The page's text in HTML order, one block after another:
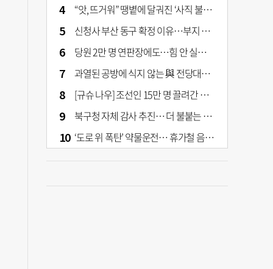
“앗, 뜨거워” 땡볕에 달궈진 ‘사직 불가마’ 관중석 무려 70도
신청사 부산 동구 확정 이유…부지 용이성·접근성·집적 가능성이 운명 갈랐다 [해수부 북항 시대]
당원 2만 명 연판장에도…힘 안 실리는 ‘장동혁 사퇴’ 공세
과열된 공방에 식지 않는 與 전당대회… 호남·수도권 집중하는 후보들
[규슈 나우] 조선인 15만 명 끌려간 치쿠호 탄광… 대를 이은 진실 캐기
북구청 자체 감사 추진… 더 불붙는 북구 신청사 갈등
‘도로 위 폭탄’ 약물운전… 휴가철 음주와 병행 단속 [교통안전, 시민이 만든다]